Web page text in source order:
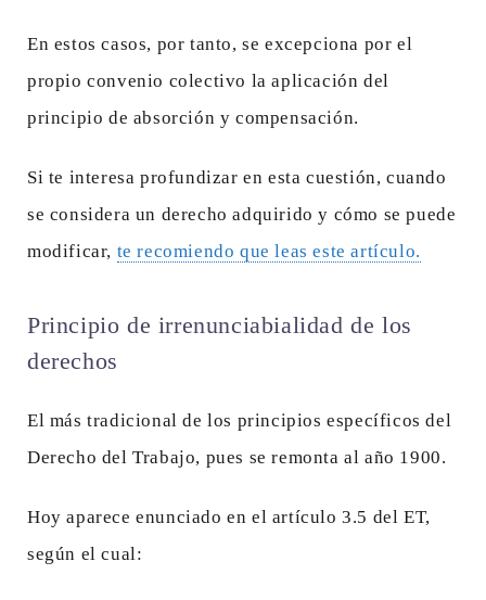
En estos casos, por tanto, se excepciona por el
propio convenio colectivo la aplicación del
principio de absorción y compensación.
Si te interesa profundizar en esta cuestión, cuando
se considera un derecho adquirido y cómo se puede
modificar, te recomiendo que leas este artículo.
Principio de irrenunciabialidad de los
derechos
El más tradicional de los principios específicos del
Derecho del Trabajo, pues se remonta al año 1900.
Hoy aparece enunciado en el artículo 3.5 del ET,
según el cual: